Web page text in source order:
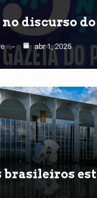
discurso
abr 1, 2025
brasileiros